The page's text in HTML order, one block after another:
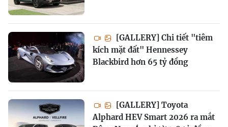
[GALLERY] Chi tiết "tiêm
kích mặt đất" Hennessey
Blackbird hơn 65 tỷ đồng
[GALLERY] Toyota
Alphard HEV Smart 2026 ra mắt